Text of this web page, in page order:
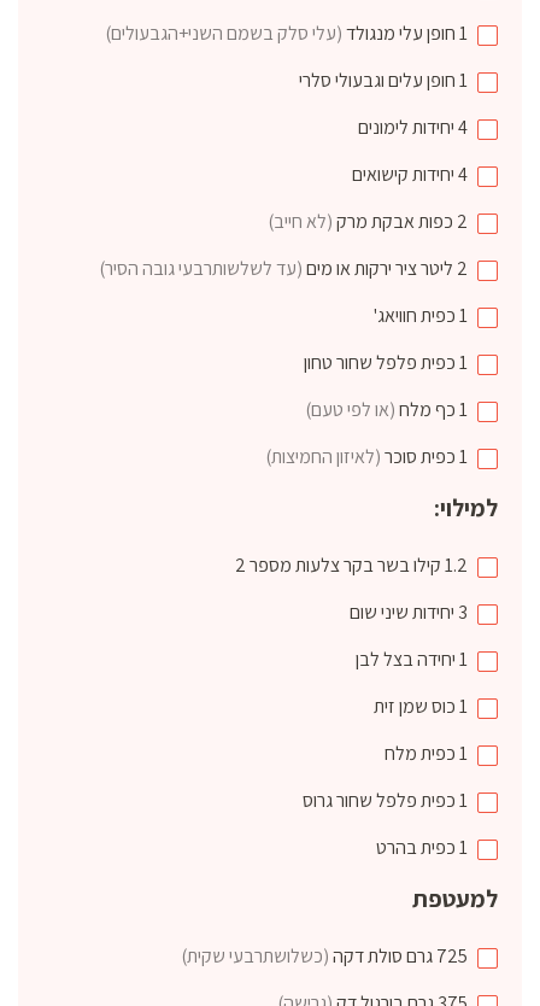
1חופןעלי מנגולד(עלי סלק בשמם השני+הגבעולים)
1חופןעלים וגבעולי סלרי
4יחידותלימונים
4יחידותקישואים
2 כפותאבקת מרק(לא חייב)
2 ליטרציר ירקות או מים(עד לשלשותרבעי גובה הסיר)
1כפיתחוויאג'
1כפיתפלפל שחור טחון
1כףמלח(או לפי טעם)
1כפיתסוכר(לאיזון החמיצות)
למילוי:
1.2קילובשר בקר צלעות מספר 2
3 יחידותשיני שום
1יחידהבצל לבן
1כוסשמן זית
1כפיתמלח
1כפיתפלפל שחור גרוס
1כפיתבהרט
למעטפת
725גרםסולת דקה(כשלושתרבעי שקית)